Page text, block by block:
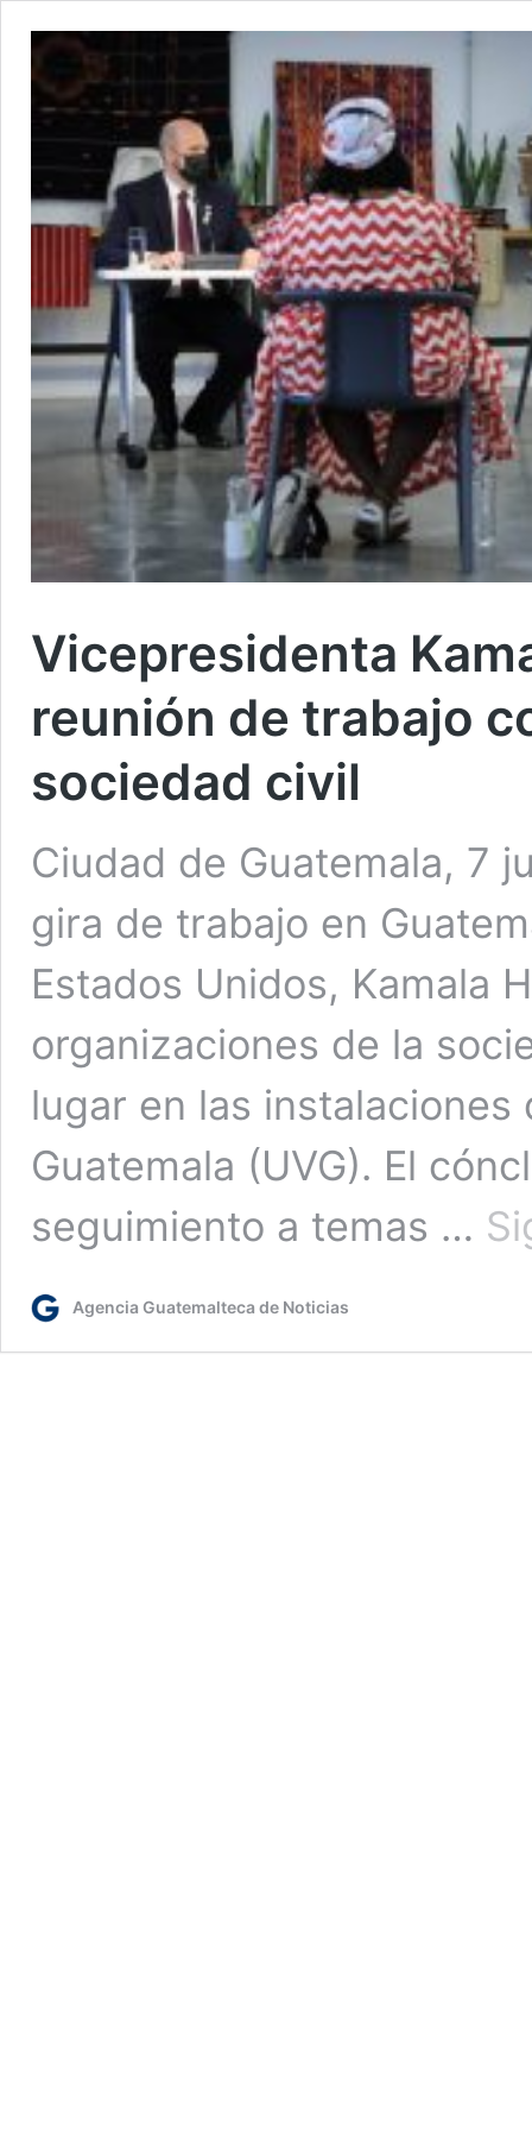
Vicepresidenta
reunión de trabajo
sociedad civil
Ciudad de Guatemala, 7
gira de trabajo en
Estados Unidos, Kamala
organizaciones de la
lugar en las
Guatemala (UVG). El
seguimiento a temas …
Agencia Guatemalteca de Noticias